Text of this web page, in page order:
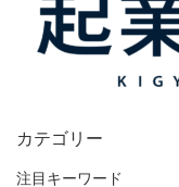
カテゴリー
注目キーワード